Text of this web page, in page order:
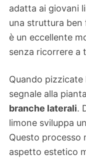
adatta ai giovani
una struttura ben
è un eccellente
senza ricorrere a
Quando
segnale alla
branche laterali.
limone sviluppa
Questo processo
aspetto estetico